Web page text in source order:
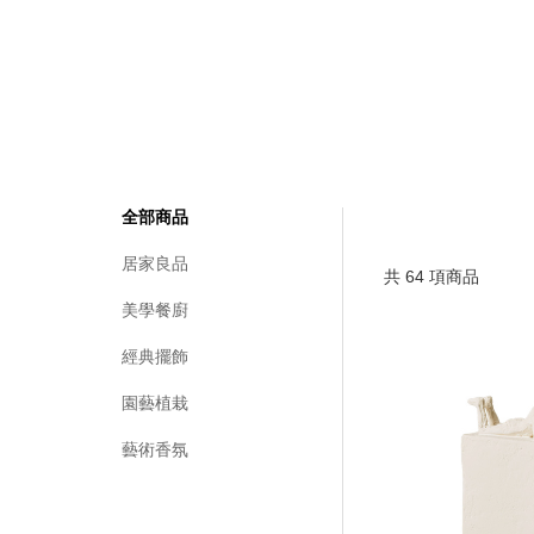
全部商品
居家良品
美學餐廚
經典擺飾
園藝植栽
藝術香氛
共 64 項商品